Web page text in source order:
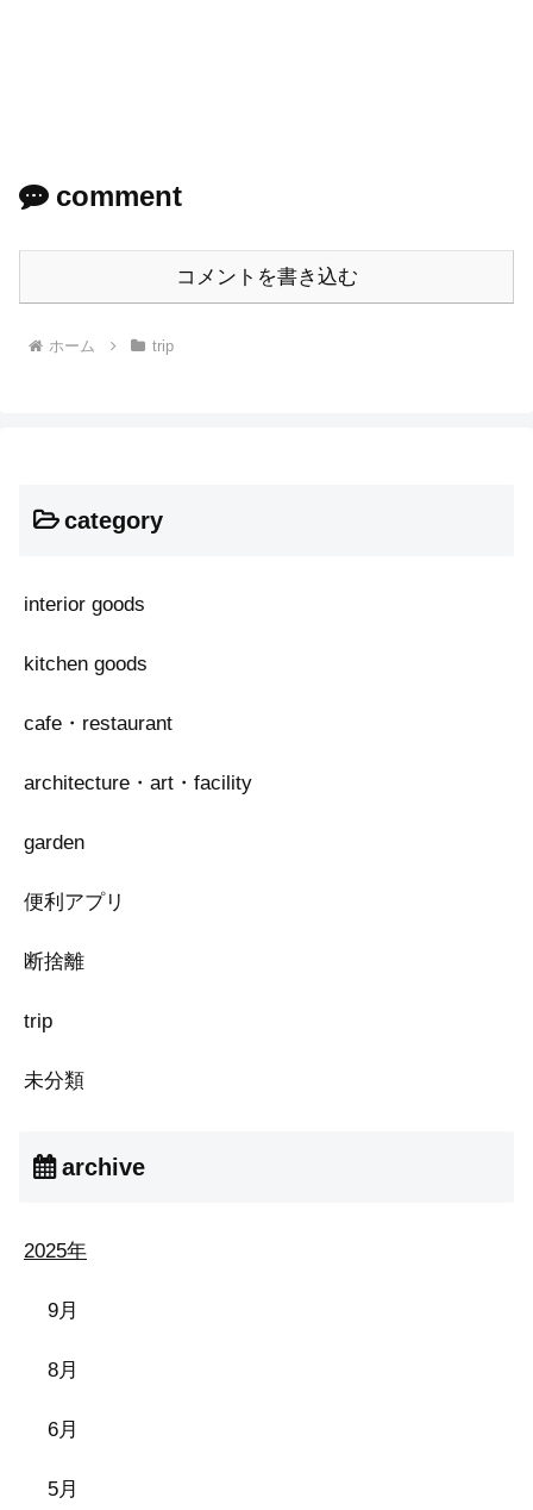
comment
コメントを書き込む
ホーム trip
category
interior goods
kitchen goods
cafe・restaurant
architecture・art・facility
garden
便利アプリ
断捨離
trip
未分類
archive
2025年
9月
8月
6月
5月